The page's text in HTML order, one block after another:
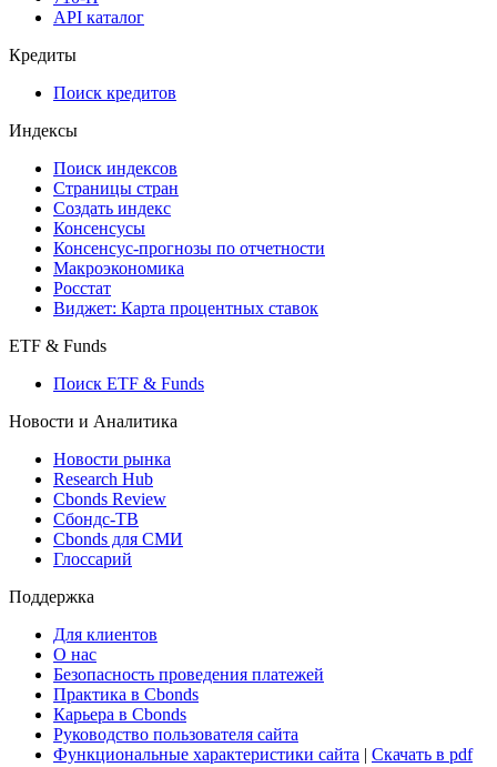
API каталог
Кредиты
Поиск кредитов
Индексы
Поиск индексов
Страницы стран
Создать индекс
Консенсусы
Консенсус-прогнозы по отчетности
Макроэкономика
Росстат
Виджет: Карта процентных ставок
ETF & Funds
Поиск ETF & Funds
Новости и Аналитика
Новости рынка
Research Hub
Cbonds Review
Сбондс-ТВ
Cbonds для СМИ
Глоссарий
Поддержка
Для клиентов
О нас
Безопасность проведения платежей
Практика в Cbonds
Карьера в Cbonds
Руководство пользователя сайта
Функциональные характеристики сайта | Скачать в pdf